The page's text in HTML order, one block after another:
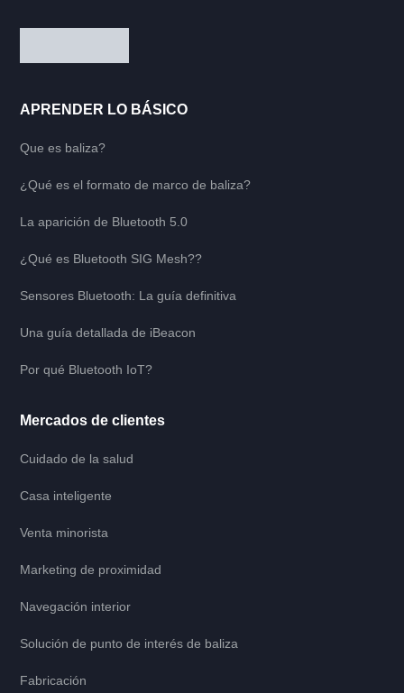
APRENDER LO BÁSICO
Que es baliza?
¿Qué es el formato de marco de baliza?
La aparición de Bluetooth 5.0
¿Qué es Bluetooth SIG Mesh??
Sensores Bluetooth: La guía definitiva
Una guía detallada de iBeacon
Por qué Bluetooth IoT?
Mercados de clientes
Cuidado de la salud
Casa inteligente
Venta minorista
Marketing de proximidad
Navegación interior
Solución de punto de interés de baliza
Fabricación